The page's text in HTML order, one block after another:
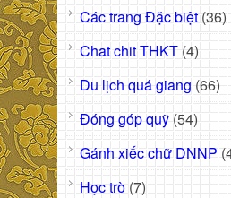
Các trang Đặc biệt (36)
Chat chit THKT (4)
Du lịch quá giang (66)
Đóng góp quỹ (54)
Gánh xiếc chữ DNNP
Học trò (7)